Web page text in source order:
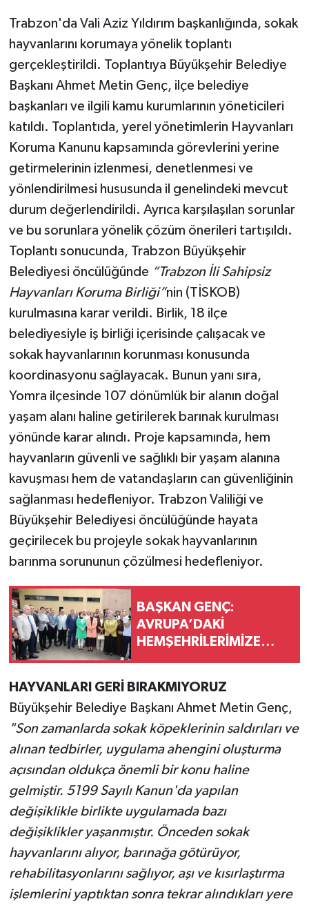
Trabzon'da Vali Aziz Yıldırım başkanlığında, sokak
hayvanlarını korumaya yönelik toplantı
gerçekleştirildi. Toplantıya Büyükşehir Belediye
Başkanı Ahmet Metin Genç, ilçe belediye
başkanları ve ilgili kamu kurumlarının yöneticileri
katıldı. Toplantıda, yerel yönetimlerin Hayvanları
Koruma Kanunu kapsamında görevlerini yerine
getirmelerinin izlenmesi, denetlenmesi ve
yönlendirilmesi hususunda il genelindeki mevcut
durum değerlendirildi. Ayrıca karşılaşılan sorunlar
ve bu sorunlara yönelik çözüm önerileri tartışıldı.
Toplantı sonucunda, Trabzon Büyükşehir
Belediyesi öncülüğünde “Trabzon İli Sahipsiz
Hayvanları Koruma Birliği”nin (TİSKOB)
kurulmasına karar verildi. Birlik, 18 ilçe
belediyesiyle iş birliği içerisinde çalışacak ve
sokak hayvanlarının korunması konusunda
koordinasyonu sağlayacak. Bunun yanı sıra,
Yomra ilçesinde 107 dönümlük bir alanın doğal
yaşam alanı haline getirilerek barınak kurulması
yönünde karar alındı. Proje kapsamında, hem
hayvanların güvenli ve sağlıklı bir yaşam alanına
kavuşması hem de vatandaşların can güvenliğinin
sağlanması hedefleniyor. Trabzon Valiliği ve
Büyükşehir Belediyesi öncülüğünde hayata
geçirilecek bu projeyle sokak hayvanlarının
barınma sorununun çözülmesi hedefleniyor.
BAŞKAN GENÇ:
AVRUPA’DAKİ
HEMŞEHRİLERİMİZE
HAYVANLARI GERİ BIRAKMIYORUZ
Büyükşehir Belediye Başkanı Ahmet Metin Genç,
"Son zamanlarda sokak köpeklerinin saldırıları ve
alınan tedbirler, uygulama ahengini oluşturma
açısından oldukça önemli bir konu haline
gelmiştir. 5199 Sayılı Kanun'da yapılan
değişiklikle birlikte uygulamada bazı
değişiklikler yaşanmıştır. Önceden sokak
hayvanlarını alıyor, barınağa götürüyor,
rehabilitasyonlarını sağlıyor, aşı ve kısırlaştırma
işlemlerini yaptıktan sonra tekrar alındıkları yere